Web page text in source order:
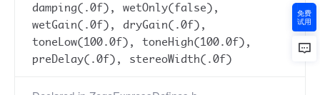
damping(.0f), wetOnly(false),
wetGain(.0f), dryGain(.0f),
toneLow(100.0f), toneHigh(100.0f),
preDelay(.0f), stereoWidth(.0f)
免费
试用